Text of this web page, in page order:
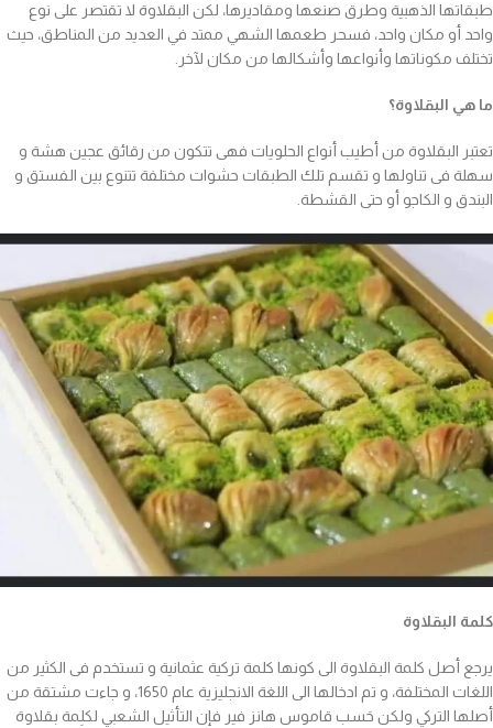
طبقاتها الذهبية وطرق صنعها ومقاديرها، لكن البقلاوة لا تقتصر على نوع
واحد أو مكان واحد، فسحر طعمها الشهي ممتد في العديد من المناطق، حيث
تختلف مكوناتها وأنواعها وأشكالها من مكان لآخر.
ما هي البقلاوة؟
تعتبر البقلاوة من أطيب أنواع الحلويات فهى تتكون من رقائق عجين هشة و
سهلة فى تناولها و تقسم تلك الطبقات حشوات مختلفة تتنوع بين الفستق و
البندق و الكاجو أو حتى القشطة.
كلمة البقلاوة
يرجع أصل كلمة البقلاوة الى كونها كلمة تركية عثمانية و تستخدم فى الكثير من
اللغات المختلفة، و تم ادخالها الى اللغة الانجليزية عام 1650، و جاءت مشتقة من
أصلها التركي ولكن حَسب قاموس هانز فير فإن التأثيل الشعبي لكلِمة بقلاوة